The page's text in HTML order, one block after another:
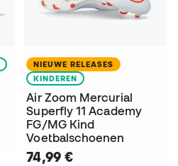
NIEUWE RELEASES
KINDEREN
Air Zoom Mercurial
Superfly 11 Academy
FG/MG Kind
Voetbalschoenen
74,99 €